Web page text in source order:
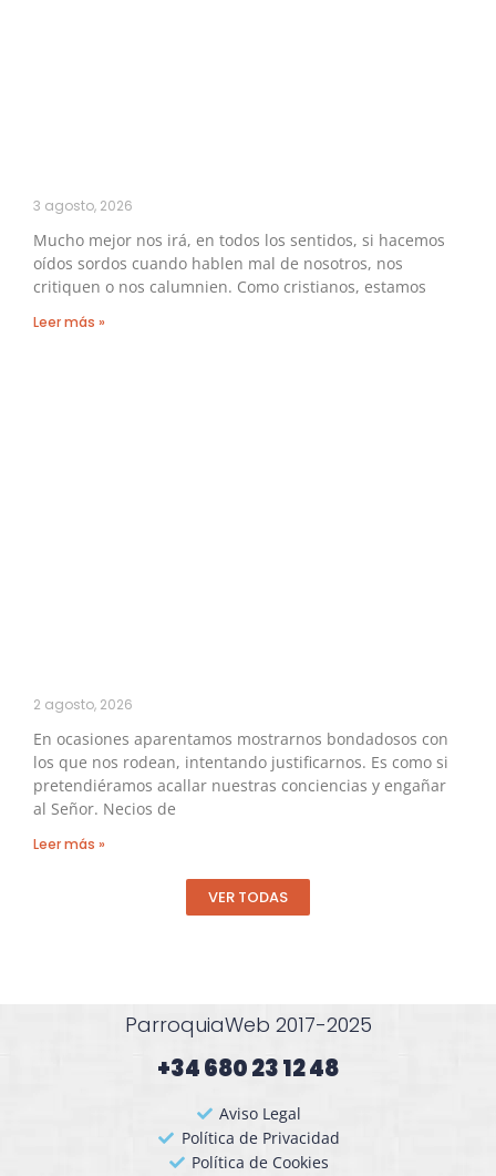
3 agosto, 2026
Mucho mejor nos irá, en todos los sentidos, si hacemos
oídos sordos cuando hablen mal de nosotros, nos
critiquen o nos calumnien. Como cristianos, estamos
Leer más »
2 agosto, 2026
En ocasiones aparentamos mostrarnos bondadosos con
los que nos rodean, intentando justificarnos. Es como si
pretendiéramos acallar nuestras conciencias y engañar
al Señor. Necios de
Leer más »
VER TODAS
ParroquiaWeb 2017-2025
+34 680 23 12 48​
Aviso Legal
Política de Privacidad
Política de Cookies